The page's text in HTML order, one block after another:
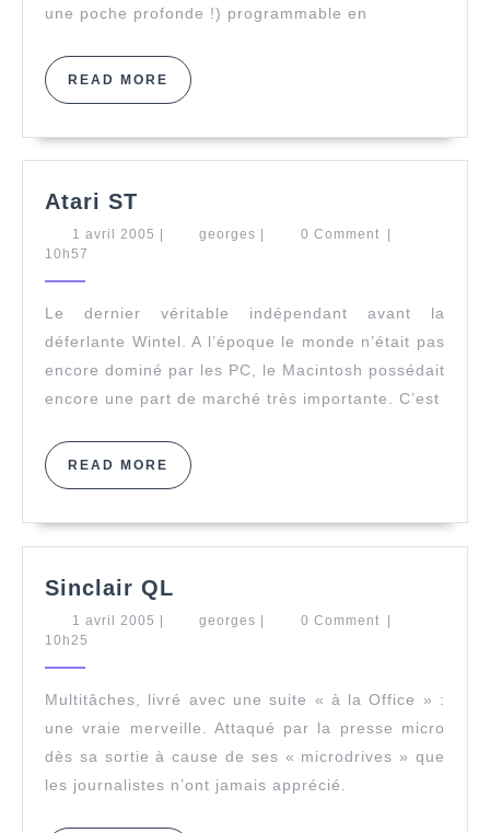
une poche profonde !) programmable en
READ MORE READ
MORE
Atari ST
1 avril 2005 1
georges georges0 Comment
10h57
Le dernier véritable indépendant avant la
déferlante Wintel. A l’époque le monde n’était pas
encore dominé par les PC, le Macintosh possédait
encore une part de marché très importante. C’est
READ MORE READ
MORE
Sinclair QL
1 avril 2005 1| georges georges
| 0 Comment
|
10h25
Multitâches, livré avec une suite « à la Office » :
une vraie merveille. Attaqué par la presse micro
dès sa sortie à cause de ses « microdrives » que
les journalistes n’ont jamais apprécié.